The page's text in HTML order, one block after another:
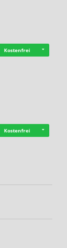
Kostenfrei
Kostenfrei